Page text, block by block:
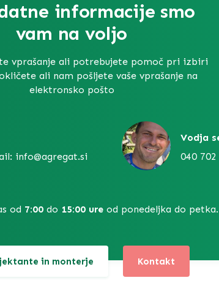
informacije smo
vam na voljo
vprašanje ali potrebujete pomoč pri izbiri
ali nam pošljete vaše vprašanje na
elektronsko pošto
info@agregat.si
Vodja
040 702
od 7:00 do 15:00 ure od ponedeljka do petka.
in monterje Kontakt